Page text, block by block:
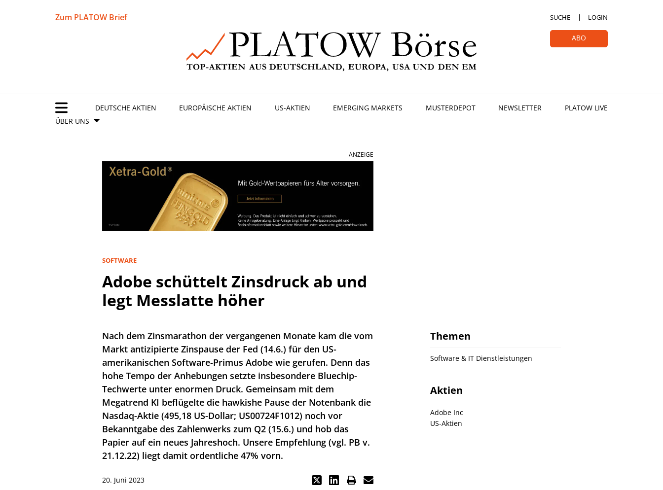
Zum PLATOW Brief SUCHE LOGIN
ABO
DEUTSCHE AKTIEN EUROPÄISCHE AKTIEN US-AKTIEN EMERGING MARKETS MUSTERDEPOT NEWSLETTER
PLATOW LIVE
ÜBER UNS
ANZEIGE
SOFTWARE
Adobe schüttelt Zinsdruck ab und
legt Messlatte höher
Nach dem Zinsmarathon der vergangenen Monate kam die vom
Markt antizipierte Zinspause der Fed (14.6.) für den US-
amerikanischen Software-Primus Adobe wie gerufen. Denn das
hohe Tempo der Anhebungen setzte insbesondere Bluechip-
Techwerte unter enormen Druck. Gemeinsam mit dem
Megatrend KI beflügelte die hawkishe Pause der Notenbank die
Nasdaq-Aktie (495,18 US-Dollar; US00724F1012) noch vor
Bekanntgabe des Zahlenwerks zum Q2 (15.6.) und hob das
Papier auf ein neues Jahreshoch. Unsere Empfehlung (vgl. PB v.
21.12.22) liegt damit ordentliche 47% vorn.
20. Juni 2023
Themen
Software & IT Dienstleistungen
Aktien
Adobe Inc
US-Aktien